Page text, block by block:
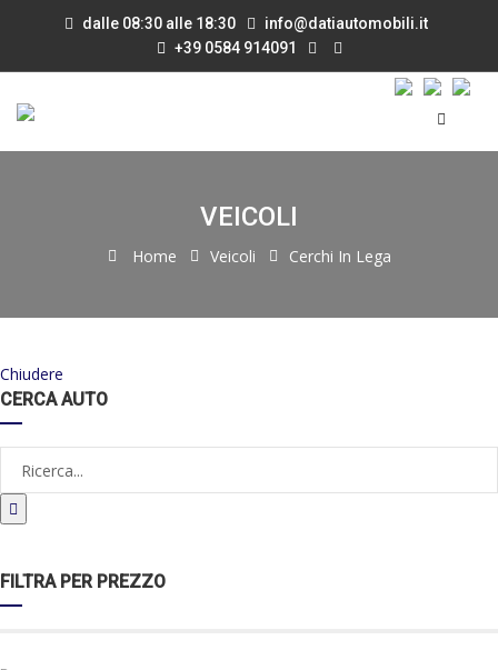
dalle 08:30 alle 18:30
info@datiautomobili.it
+39 0584 914091
VEICOLI
Home Veicoli Cerchi In Lega
Chiudere
CERCA AUTO
FILTRA PER PREZZO